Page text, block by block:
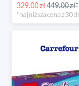
329.00 zł449.00 zł*